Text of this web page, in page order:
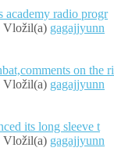
academy radio progr
Vložil(a) gagajjyunn
on the ri
Vložil(a) gagajjyunn
its long sleeve t
Vložil(a) gagajjyunn